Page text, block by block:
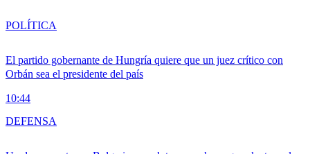
El partido gobernante de Hungría quiere que un juez crítico con
Orbán sea el presidente del país
10:44
POLÍTICA
DEFENSA